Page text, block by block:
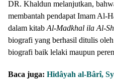
DR. Khaldun melanjutkan,
membantah pendapat Imam Al-
dalam kitab Al-Madkhal ila Al-
biografi yang berhasil ditulis
biografi baik lelaki maupun
Baca juga: Hidâyah al-Bârî,